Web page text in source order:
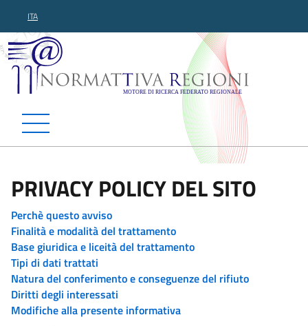
ITA
Normattiva Regioni -
PRIVACY POLICY DEL SITO
Perchè questo avviso
Finalità e modalità del trattamento
Base giuridica e liceità del trattamento
Tipi di dati trattati
Natura del conferimento e conseguenze del rifiuto
Diritti degli interessati
Modifiche alla presente informativa